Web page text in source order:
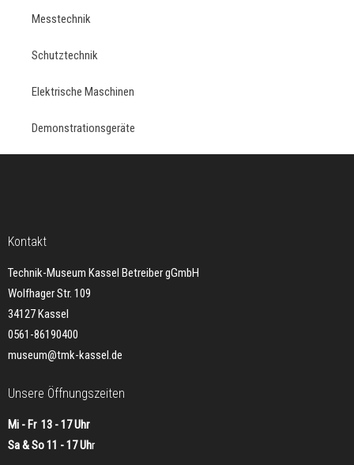
Messtechnik
Schutztechnik
Elektrische Maschinen
Demonstrationsgeräte
Kontakt
Technik-Museum Kassel Betreiber gGmbH
Wolfhager Str. 109
34127 Kassel
0561-86190400
museum@tmk-kassel.de
Unsere Öffnungszeiten
Mi - Fr 13 - 17 Uhr
Sa & So 11 - 17 Uhr